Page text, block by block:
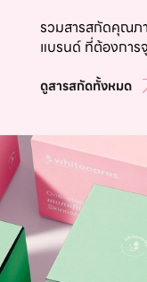
รวมสารสกัดคุณภา
แบรนด์ ที่ต้องการ
ดูสารสกัดทั้งหมด